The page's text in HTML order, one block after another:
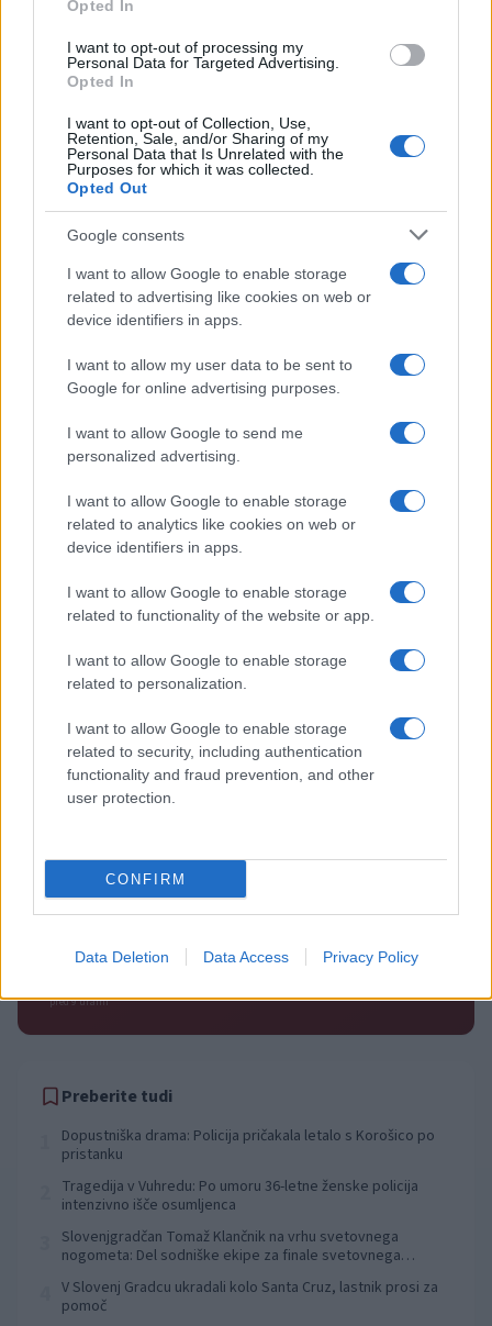
Opted In
I want to opt-out of processing my
Personal Data for Targeted Advertising.
Opted In
I want to opt-out of Collection, Use,
Retention, Sale, and/or Sharing of my
Personal Data that Is Unrelated with the
Purposes for which it was collected.
Opted Out
Google consents
I want to allow Google to enable storage
related to advertising like cookies on web or
device identifiers in apps.
I want to allow my user data to be sent to
Google for online advertising purposes.
I want to allow Google to send me
personalized advertising.
I want to allow Google to enable storage
related to analytics like cookies on web or
device identifiers in apps.
I want to allow Google to enable storage
related to functionality of the website or app.
I want to allow Google to enable storage
related to personalization.
I want to allow Google to enable storage
related to security, including authentication
functionality and fraud prevention, and other
user protection.
CONFIRM
Data Deletion Data Access Privacy Policy
Vuzenici obeležili 70 let
Gasilske zveze Dravske doline
otvoritev Vuzeniških dni seli v
KUC Vuzenica
Več iz kategorije Novice
Koroški otroški festival bo v
ustvarjanja in dogodivščin
Poletje v rojstni hiši Huga Wolfa
napoj" očaral mestno jedro
Slovenj Gradca
na cesti Ravne-Dravograd, dela
intenzivno napredujejo
Obvestila
Izklop elektrike: 426. Nadzorništvo Vuzenica - Območje Sv.
Anton na Pohorju
Izklop elektrike: 425. Nadzorništvo Vuzenica - Območje
Vuhred
pred 9 urami
Izklop elektrike: 429. Nadzorništvo Ravne - Območje Prevalje
pred 9 urami
Preberite tudi
Dopustniška drama: Policija pričakala letalo s Korošico po
pristanku
Tragedija v Vuhredu: Po umoru 36-letne ženske policija
intenzivno išče osumljenca
Slovenjgradčan Tomaž Klančnik na vrhu svetovnega
nogometa: Del sodniške ekipe za finale svetovnega
V Slovenj Gradcu ukradali kolo Santa Cruz, lastnik prosi za
pomoč